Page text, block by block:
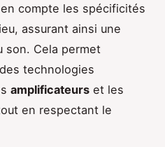
compte les spécificités
assurant ainsi une
son. Cela permet
technologies
amplificateurs et les
en respectant le